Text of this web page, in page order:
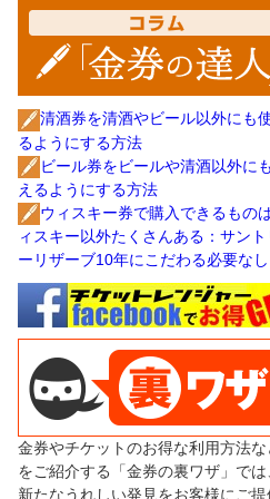
清酒券を清酒やビール以外にも
るようにする方法
ビール券をビールや清酒以外に
えるようにする方法
ウィスキー券で購入できるもの
ィスキー以外たくさんある：サント
ーリザーブ10年にこだわる必要なし
金券やチケットのお得な利用方法な
をご紹介する「金券の裏ワザ」では
新たなうれしい発見をお客様にご提